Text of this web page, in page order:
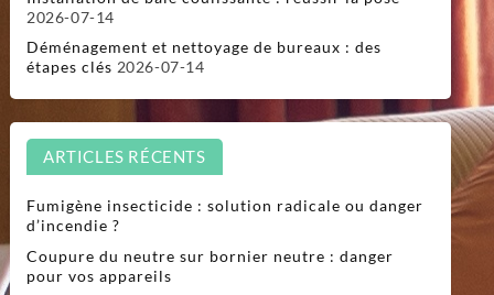
2026-07-14
Déménagement et nettoyage de bureaux : des
étapes clés 2026-07-14
ARTICLES RÉCENTS
Fumigène insecticide : solution radicale ou danger
d’incendie ?
Coupure du neutre sur bornier neutre : danger
pour vos appareils